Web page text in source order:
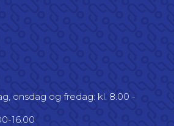
onsdag og fredag: kl. 8.00 -
16.00